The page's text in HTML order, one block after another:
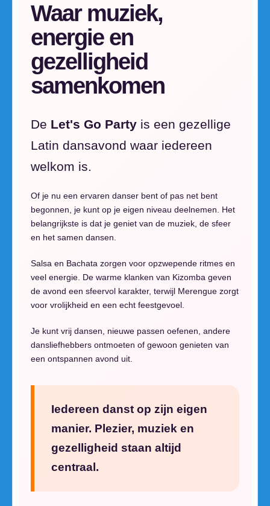
Waar muziek,
energie en
gezelligheid
samenkomen
De Let's Go Party is een gezellige
Latin dansavond waar iedereen
welkom is.
Of je nu een ervaren danser bent of pas net bent
begonnen, je kunt op je eigen niveau deelnemen. Het
belangrijkste is dat je geniet van de muziek, de sfeer
en het samen dansen.
Salsa en Bachata zorgen voor opzwepende ritmes en
veel energie. De warme klanken van Kizomba geven
de avond een sfeervol karakter, terwijl Merengue zorgt
voor vrolijkheid en een echt feestgevoel.
Je kunt vrij dansen, nieuwe passen oefenen, andere
dansliefhebbers ontmoeten of gewoon genieten van
een ontspannen avond uit.
Iedereen danst op zijn eigen
manier. Plezier, muziek en
gezelligheid staan altijd
centraal.